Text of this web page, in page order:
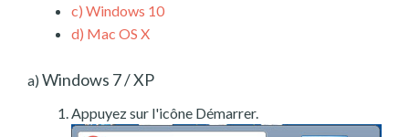
c) Windows 10
d) Mac OS X
a) Windows 7 / XP
Appuyez sur l'icône Démarrer.